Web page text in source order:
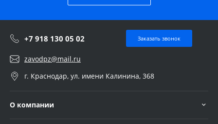
+7 918 130 05 02 Заказать звонок
zavodpz@mail.ru
г. Краснодар, ул. имени Калинина, 368
О компании